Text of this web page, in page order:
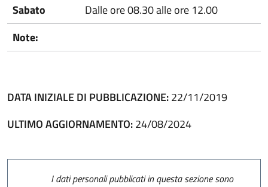
Sabato
Dalle ore 08.30 alle ore 12.00
Note:
DATA INIZIALE DI PUBBLICAZIONE:22/11/2019
ULTIMO AGGIORNAMENTO:24/08/2024
I dati personali pubblicati in questa sezione sono